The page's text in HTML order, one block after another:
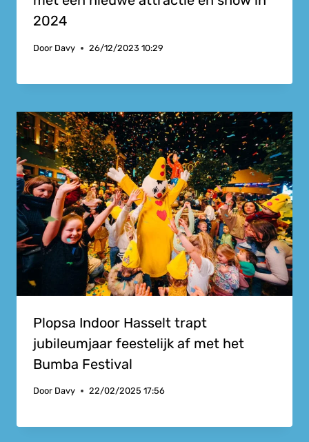
2024
Door Davy 26/12/2023 10:29
Plopsa Indoor Hasselt trapt
jubileumjaar feestelijk af met het
Bumba Festival
Door Davy 22/02/2025 17:56